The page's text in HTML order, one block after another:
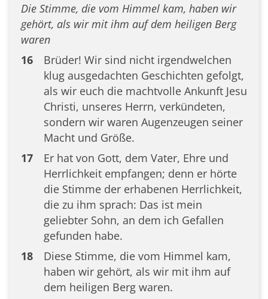
Die Stimme, die vom Himmel kam, haben wir
gehört, als wir mit ihm auf dem heiligen Berg
waren
16
Brüder! Wir sind nicht irgendwelchen
klug ausgedachten Geschichten gefolgt,
als wir euch die machtvolle Ankunft Jesu
Christi, unseres Herrn, verkündeten,
sondern wir waren Augenzeugen seiner
Macht und Größe.
17
Er hat von Gott, dem Vater, Ehre und
Herrlichkeit empfangen; denn er hörte
die Stimme der erhabenen Herrlichkeit,
die zu ihm sprach: Das ist mein
geliebter Sohn, an dem ich Gefallen
gefunden habe.
18
Diese Stimme, die vom Himmel kam,
haben wir gehört, als wir mit ihm auf
dem heiligen Berg waren.